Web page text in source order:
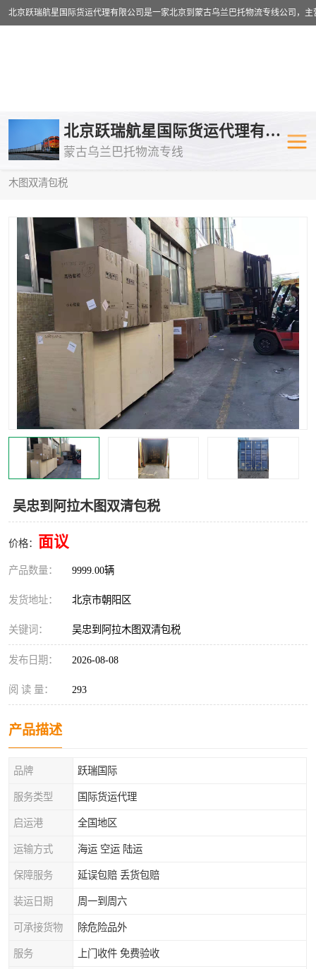
北京跃瑞航星国际货运代理有限公司
蒙古乌兰巴托物流专线
木图双清包税
吴忠到阿拉木图双清包税
价格： 面议
产品数量： 9999.00辆
发货地址： 北京市朝阳区
关键词： 吴忠到阿拉木图双清包税
发布日期： 2026-08-08
阅 读 量： 293
产品描述
品牌 跃瑞国际
服务类型 国际货运代理
启运港 全国地区
运输方式 海运 空运 陆运
保障服务 延误包赔 丢货包赔
装运日期 周一到周六
可承接货物 除危险品外
服务 上门收件 免费验收
乌兰巴托物流专线 乌兰巴托铁
乌兰巴托公路运输
中欧班列
蒙古乌兰巴托双清包税
蒙古乌兰巴托空运专线 蒙古乌兰巴
蒙古乌兰巴托汽运专线 英国铁路
中亚铁路运输